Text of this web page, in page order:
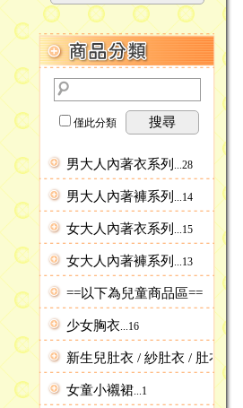
僅此分類 搜尋
男大人內著衣系列 ...28
男大人內著褲系列 ...14
女大人內著衣系列 ...15
女大人內著褲系列 ...13
==以下為兒童商品區==
少女胸衣 ...16
新生兒肚衣 / 紗肚衣 / 肚衣套裝
女童小襯裙 ...1